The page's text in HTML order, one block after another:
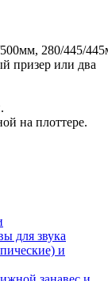
280/445/
призер или два
на плоттере.
для звука
и